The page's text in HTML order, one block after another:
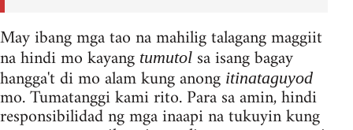
May ibang mga tao na mahilig talagang maggiit
na hindi mo kayang tumutol sa isang bagay
hangga't di mo alam kung anong itinataguyod
mo. Tumatanggi kami rito. Para sa amin, hindi
responsibilidad ng mga inaapi na tukuyin kung